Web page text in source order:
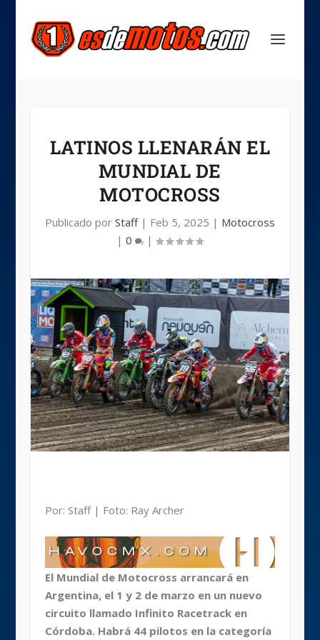
LATINOS LLENARÁN EL
MUNDIAL DE
MOTOCROSS
Publicado por Staff| Feb 5, 2025 | Motocross
|0 |
Por: Staff | Foto: Ray Archer
El Mundial de Motocross arrancará en
Argentina, el 1 y 2 de marzo en un nuevo
circuito llamado Infinito Racetrack en
Córdoba. Habrá 44 pilotos en la categoría